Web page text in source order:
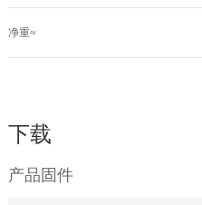
净重≈
下载
产品固件